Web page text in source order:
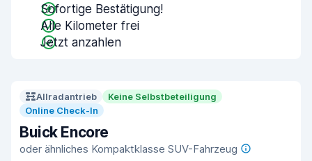
Sofortige Bestätigung!
Alle Kilometer frei
Jetzt anzahlen
Allradantrieb
Keine Selbstbeteiligung
Online Check-In
Buick Encore
oder ähnliches Kompaktklasse SUV-Fahrzeug